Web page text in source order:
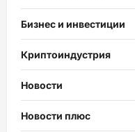
Бизнес и инвестиции
Криптоиндустрия
Новости
Новости плюс